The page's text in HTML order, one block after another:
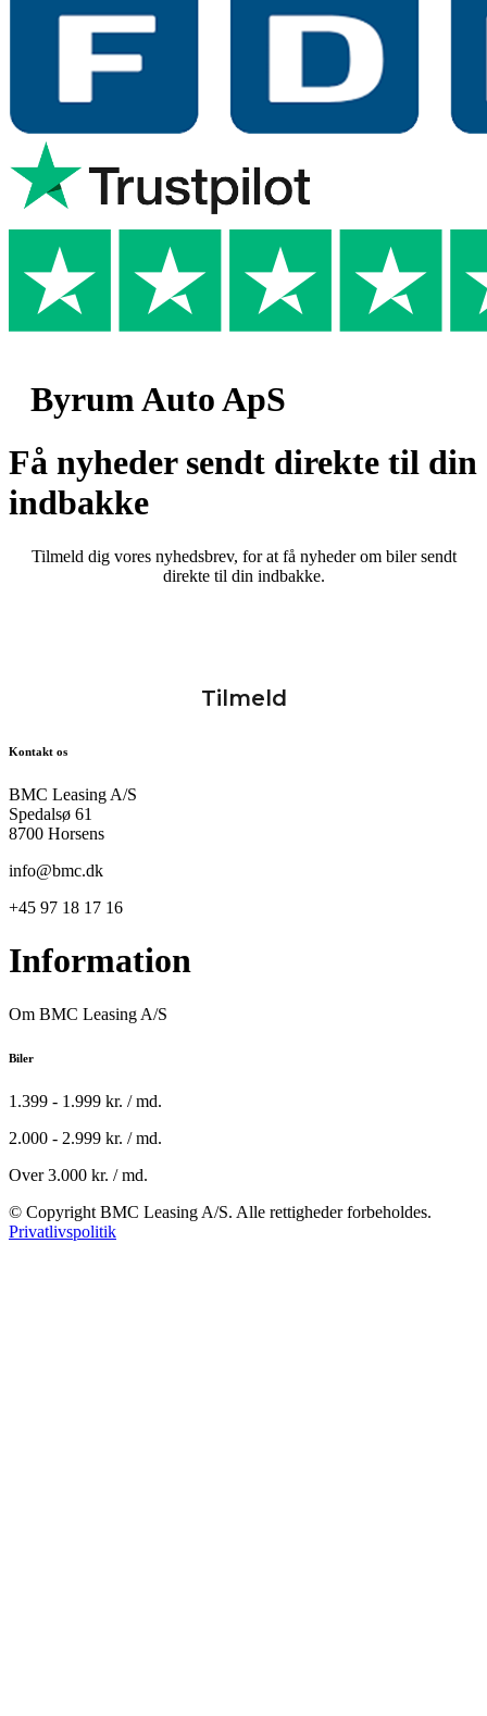
Byrum Auto ApS
Få nyheder sendt direkte til din
indbakke
Tilmeld dig vores nyhedsbrev, for at få nyheder om biler sendt
direkte til din indbakke.
Kontakt os
BMC Leasing A/S
Spedalsø 61
8700 Horsens
info@bmc.dk
+45 97 18 17 16
Information
Om BMC Leasing A/S
Biler
1.399 - 1.999 kr. / md.
2.000 - 2.999 kr. / md.
Over 3.000 kr. / md.
© Copyright BMC Leasing A/S. Alle rettigheder forbeholdes.
Privatlivspolitik